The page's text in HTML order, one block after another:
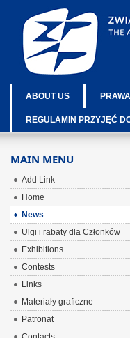
ABOUT US
REGULAMIN PRZYJĘĆ
MAIN MENU
Add Link
Home
News
Ulgi i rabaty dla Członków
Exhibitions
Contests
Links
Materiały graficzne
Patronat